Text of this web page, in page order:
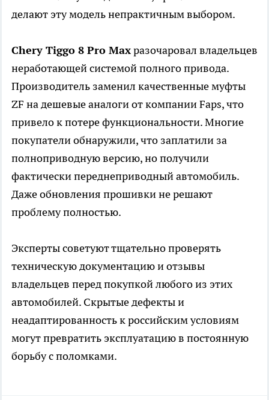
делают эту модель непрактичным выбором.
Chery Tiggo 8 Pro Maxразочаровал владельцев
неработающей системой полного привода.
Производитель заменил качественные муфты
ZF на дешевые аналоги от компании Faps, что
привело к потере функциональности. Многие
покупатели обнаружили, что заплатили за
полноприводную версию, но получили
фактически переднеприводный автомобиль.
Даже обновления прошивки не решают
проблему полностью.
Эксперты советуют тщательно проверять
техническую документацию и отзывы
владельцев перед покупкой любого из этих
автомобилей. Скрытые дефекты и
неадаптированность к российским условиям
могут превратить эксплуатацию в постоянную
борьбу с поломками.